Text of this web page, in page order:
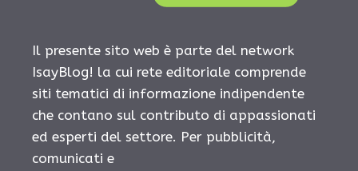
Il presente sito web è parte del network
IsayBlog! la cui rete editoriale comprende
siti tematici di informazione indipendente
che contano sul contributo di appassionati
ed esperti del settore. Per pubblicità,
comunicati e